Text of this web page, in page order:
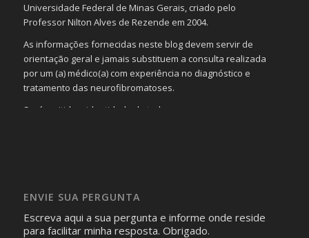
Universidade Federal de Minas Gerais, criado pelo
Professor Nilton Alves de Rezende em 2004.
As informações fornecidas neste blog devem servir de
orientação geral e jamais substituem a consulta realizada
por um (a) médico(a) com experiência no diagnóstico e
tratamento das neurofibromatoses.
Será omitida a identidade de todas as pessoas que
identificação da pessoa fotografada.
ENVIE SUA PERGUNTA
Escreva aqui a sua pergunta e informe onde reside
para facilitar minha resposta. Obrigado.